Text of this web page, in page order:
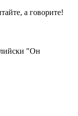
а говорите!
"Он